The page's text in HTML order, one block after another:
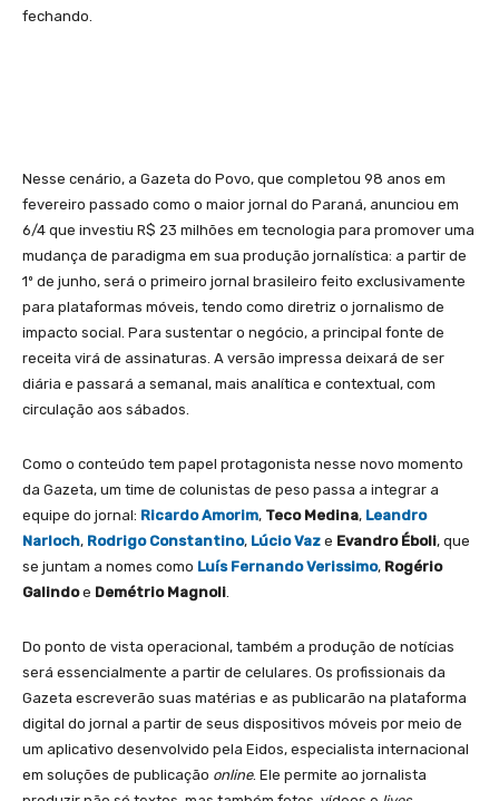
fechando.
Nesse cenário, a Gazeta do Povo, que completou 98 anos em
fevereiro passado como o maior jornal do Paraná, anunciou em
6/4 que investiu R$ 23 milhões em tecnologia para promover uma
mudança de paradigma em sua produção jornalística: a partir de
1º de junho, será o primeiro jornal brasileiro feito exclusivamente
para plataformas móveis, tendo como diretriz o jornalismo de
impacto social. Para sustentar o negócio, a principal fonte de
receita virá de assinaturas. A versão impressa deixará de ser
diária e passará a semanal, mais analítica e contextual, com
circulação aos sábados.
Como o conteúdo tem papel protagonista nesse novo momento
da Gazeta, um time de colunistas de peso passa a integrar a
equipe do jornal: Ricardo Amorim, Teco Medina, Leandro
Narloch, Rodrigo Constantino, Lúcio Vaz e Evandro Éboli, que
se juntam a nomes como Luís Fernando Verissimo, Rogério
Galindoe Demétrio Magnoli
Do ponto de vista operacional, também a produção de notícias
será essencialmente a partir de celulares. Os profissionais da
Gazeta escreverão suas matérias e as publicarão na plataforma
digital do jornal a partir de seus dispositivos móveis por meio de
um aplicativo desenvolvido pela Eidos, especialista internacional
em soluções de publicação online. Ele permite ao jornalista